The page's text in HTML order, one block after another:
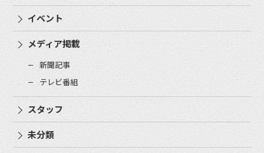
イベント
メディア掲載
新聞記事
テレビ番組
スタッフ
未分類